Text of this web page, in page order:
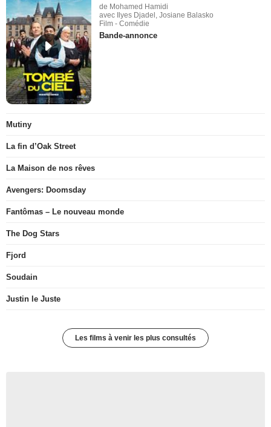
de Mohamed Hamidi
avec Ilyes Djadel, Josiane Balasko
Film - Comédie
Bande-annonce
Mutiny
La fin d’Oak Street
La Maison de nos rêves
Avengers: Doomsday
Fantômas – Le nouveau monde
The Dog Stars
Fjord
Soudain
Justin le Juste
Les films à venir les plus consultés